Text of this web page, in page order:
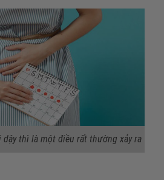
thì là một điều rất thường xảy ra